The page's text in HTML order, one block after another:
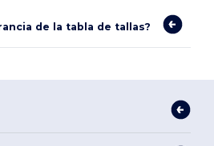
de la tabla de tallas?